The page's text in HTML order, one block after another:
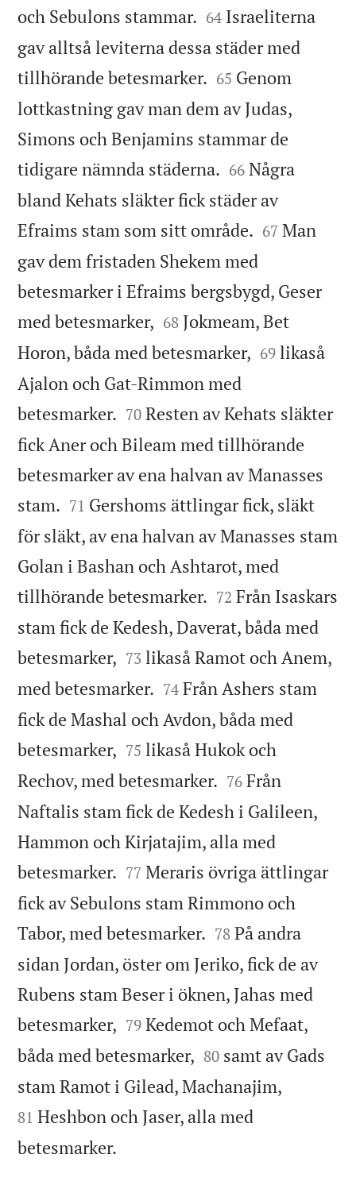
och Sebulons stammar. 

64 Israeliterna
gav alltså leviterna dessa städer med
tillhörande betesmarker. 

65 Genom
lottkastning gav man dem av Judas,
Simons och Benjamins stammar de
tidigare nämnda städerna. 

66 Några
bland Kehats släkter fick städer av
Efraims stam som sitt område. 

67 Man
gav dem fristaden Shekem med
betesmarker i Efraims bergsbygd, Geser
med betesmarker, 

68 Jokmeam, Bet
Horon, båda med betesmarker, 

69 likaså
Ajalon och Gat-Rimmon med
betesmarker. 

70 Resten av Kehats släkter
fick Aner och Bileam med tillhörande
betesmarker av ena halvan av Manasses
stam. 

71 Gershoms ättlingar fick, släkt
för släkt, av ena halvan av Manasses stam
Golan i Bashan och Ashtarot, med
tillhörande betesmarker. 

72 Från Isaskars
stam fick de Kedesh, Daverat, båda med
betesmarker, 

73 likaså Ramot och Anem,
med betesmarker. 

74 Från Ashers stam
fick de Mashal och Avdon, båda med
betesmarker, 

75 likaså Hukok och
Rechov, med betesmarker. 

76 Från
Naftalis stam fick de Kedesh i Galileen,
Hammon och Kirjatajim, alla med
betesmarker. 

77 Meraris övriga ättlingar
fick av Sebulons stam Rimmono och
Tabor, med betesmarker. 

78 På andra
sidan Jordan, öster om Jeriko, fick de av
Rubens stam Beser i öknen, Jahas med
betesmarker, 

79 Kedemot och Mefaat,
båda med betesmarker, 

80 samt av Gads
stam Ramot i Gilead, Machanajim,
81 Heshbon och Jaser, alla med
betesmarker.